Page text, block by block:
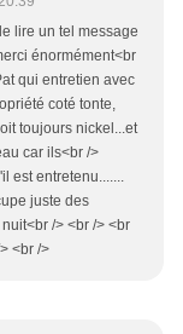
lire un tel message
énormément<br
qui entretien avec
coté tonte,
toujours nickel...et
car ils<br />
est entretenu.......
juste des
/> <br /> <br
<br />